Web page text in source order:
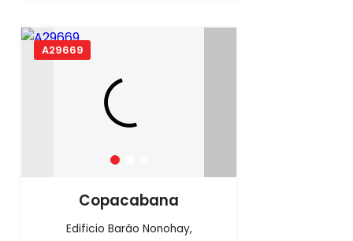
A29669
Copacabana
Edificio Barão Nonohay,